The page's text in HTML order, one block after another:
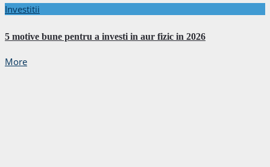
Investitii
5 motive bune pentru a investi in aur fizic in 2026
More